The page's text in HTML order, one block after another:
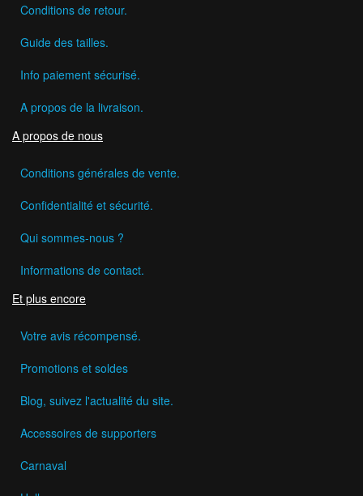
Conditions de retour.
Guide des tailles.
Info paiement sécurisé.
A propos de la livraison.
A propos de nous
Conditions générales de vente.
Confidentialité et sécurité.
Qui sommes-nous ?
Informations de contact.
Et plus encore
Votre avis récompensé.
Promotions et soldes
Blog, suivez l'actualité du site.
Accessoires de supporters
Carnaval